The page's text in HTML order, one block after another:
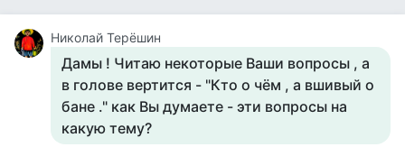
Николай Терёшин
Дамы ! Читаю некоторые Ваши вопросы , а
в голове вертится - "Кто о чём , а вшивый о
бане ." как Вы думаете - эти вопросы на
какую тему?